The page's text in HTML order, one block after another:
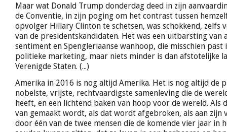
Maar wat Donald Trump donderdag deed in zijn
de Conventie, in zijn poging om het contrast tussen
opvolger Hillary Clinton te schetsen, was schokkend, zelfs
van de presidentskandidaten. Het was een uitbarsting van
sentiment en Spengleriaanse wanhoop, die misschien past
politieke marketing, maar niets minder is dan afstotelijke
Verenigde Staten. (...)
Amerika in 2016 is nog altijd Amerika. Het is nog altijd de
nobelste, vrijste, rechtvaardigste samenleving die de
heeft, en een lichtend baken van hoop voor de wereld. Als
van gemaakt wordt, als dat wordt afgebroken, als aan zijn
door één van de twee mensen die de komende vier jaar in